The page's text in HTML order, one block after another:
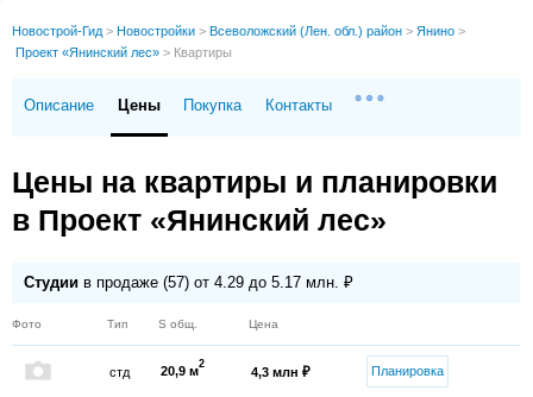
Новострой-Гид > Новостройки > Всеволожский (Лен. обл.) район > Янино >
Проект «Янинский лес» > Квартиры
Описание Цены Покупка Контакты
Цены на квартиры и планировки
в Проект «Янинский лес»
Студии в продаже (57) от 4.29 до 5.17 млн. ₽
Фото Тип S общ. Цена
стд 20,9 м2
4,3 млн ₽ Планировка